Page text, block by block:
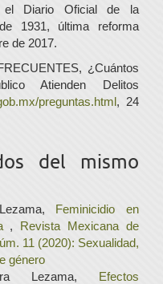
el Diario Oficial de la
1931, última reforma
de 2017.
¿Cuántos
Atienden Delitos
preguntas.html, 24
del mismo
Feminicidio en
, Revista Mexicana de
11 (2020): Sexualidad,
género
Lezama, Efectos